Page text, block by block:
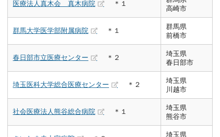
医療法人真木会 真木病院 ＊１
高崎市
群馬大学医学部附属病院 ＊１
群馬県
前橋市
春日部市立医療センター ＊２
埼玉県
春日部市
埼玉医科大学総合医療センター ＊２
埼玉県
川越市
社会医療法人熊谷総合病院 ＊１
埼玉県
熊谷市
埼玉県